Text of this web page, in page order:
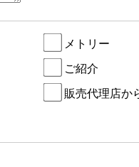
メトリー
ご紹介
販売代理店か